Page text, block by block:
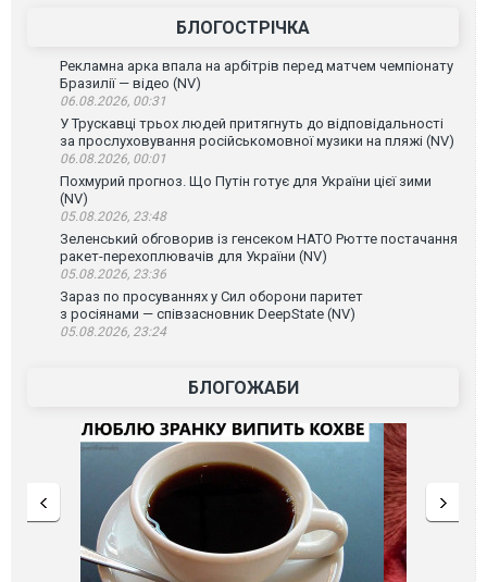
БЛОГОСТРІЧКА
Рекламна арка впала на арбітрів перед матчем чемпіонату
Бразилії — відео (NV)
06.08.2026, 00:31
У Трускавці трьох людей притягнуть до відповідальності
за прослуховування російськомовної музики на пляжі (NV)
06.08.2026, 00:01
Похмурий прогноз. Що Путін готує для України цієї зими
(NV)
05.08.2026, 23:48
Зеленський обговорив із генсеком НАТО Рютте постачання
ракет-перехоплювачів для України (NV)
05.08.2026, 23:36
Зараз по просуваннях у Сил оборони паритет
з росіянами — співзасновник DeepState (NV)
05.08.2026, 23:24
БЛОГОЖАБИ